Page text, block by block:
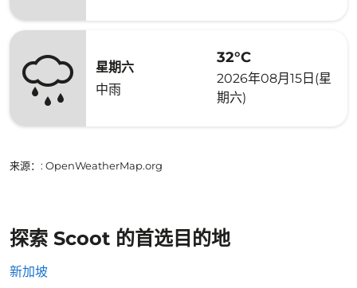
星期六
中雨
32°C
2026年08月15日(星
期六)
来源： : OpenWeatherMap.org
探索 Scoot 的首选目的地
新加坡